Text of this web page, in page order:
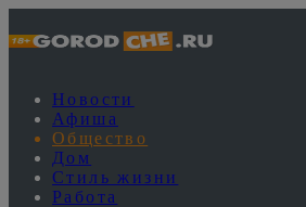
Новости
Афиша
Общество
Дом
Стиль жизни
Работа